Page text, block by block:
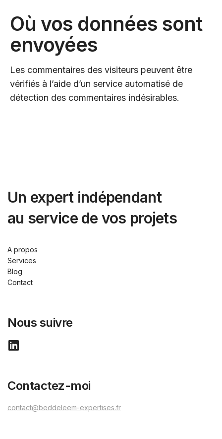
Où vos données sont
envoyées
Les commentaires des visiteurs peuvent être
vérifiés à l’aide d’un service automatisé de
détection des commentaires indésirables.
Un expert indépendant
au service de vos projets
A propos
Services
Blog
Contact
Nous suivre
Contactez-moi
contact@beddeleem-expertises.fr